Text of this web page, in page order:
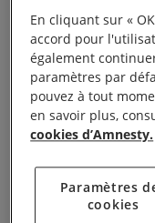
toute personne
militantisme en
Turquie et au-delà.
Un
pression
En cliquant sur «
accord pour
également
paramètres par
pouvez à tout
en savoir plus,
cookies d’Amnesty.
Paramètres
cookies